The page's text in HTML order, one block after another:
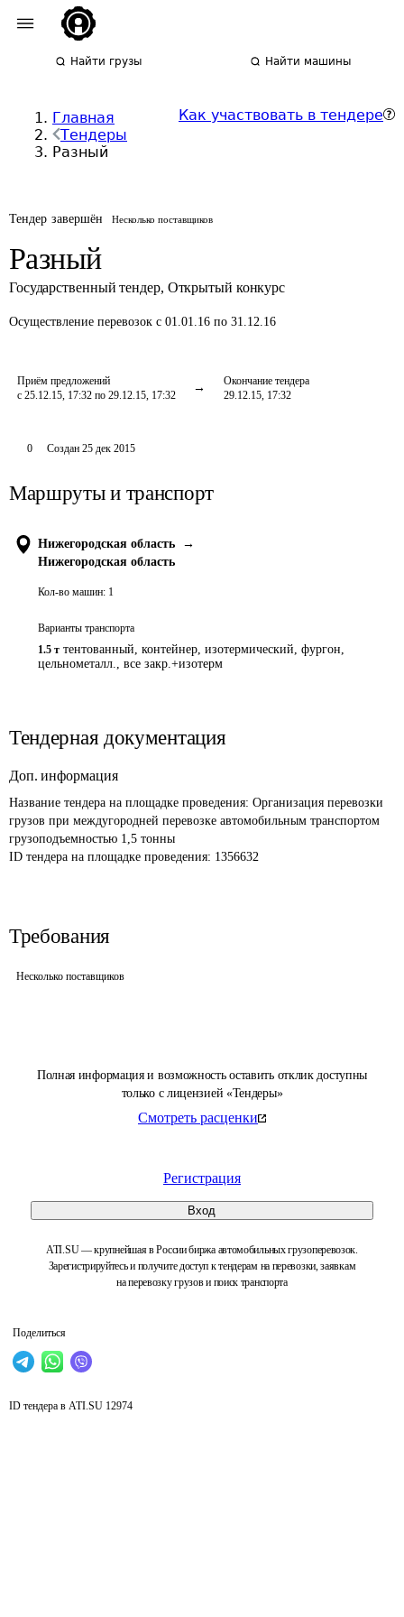
Найти грузы Найти машины
Главная
Тендеры
Разный
Как участвовать в тендере
Тендер завершён Несколько поставщиков
Разный
Государственный тендер, Открытый конкурс
Осуществление перевозок с 01.01.16 по 31.12.16
Приём предложений
с 25.12.15, 17:32 по 29.12.15, 17:32
Окончание тендера
29.12.15, 17:32
Полная информация и возможность оставить отклик доступны
только с лицензией «Тендеры»
Смотреть расценки
Регистрация
Вход
ATI.SU — крупнейшая в России биржа автомобильных грузоперевозок.
Зарегистрируйтесь и получите доступ к тендерам на перевозки, заявкам
на перевозку грузов и поиск транспорта
Поделиться
0 Создан 25 дек 2015
Маршруты и транспорт
Нижегородская область
→
Нижегородская область
Кол-во машин: 1
Варианты транспорта
1.5 т тентованный, контейнер, изотермический, фургон,
цельнометалл., все закр.+изотерм
Тендерная документация
Доп. информация
Название тендера на площадке проведения: Организация перевозки
грузов при междугородней перевозке автомобильным транспортом
грузоподъемностью 1,5 тонны
ID тендера на площадке проведения: 1356632
Требования
Несколько поставщиков
ID тендера в ATI.SU 12974